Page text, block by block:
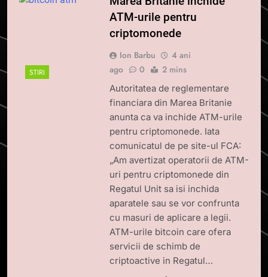
STIRI
ATM-urile pentru
criptomonede
Ion Barbu
4 ani
ago
0 2 mins
Autoritatea de reglementare
financiara din Marea Britanie
anunta ca va inchide ATM-urile
pentru criptomonede. Iata
comunicatul de pe site-ul FCA:
„Am avertizat operatorii de ATM-
uri pentru criptomonede din
Regatul Unit sa isi inchida
aparatele sau se vor confrunta
cu masuri de aplicare a legii.
ATM-urile bitcoin care ofera
servicii de schimb de
criptoactive in Regatul…